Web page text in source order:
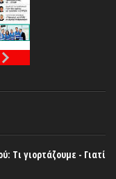
Τι γιορτάζουμε - Γιατί